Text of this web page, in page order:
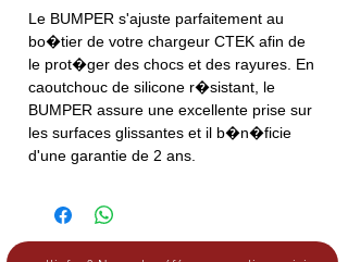
Le BUMPER s'ajuste parfaitement au
bo�tier de votre chargeur CTEK afin de
le prot�ger des chocs et des rayures. En
caoutchouc de silicone r�sistant, le
BUMPER assure une excellente prise sur
les surfaces glissantes et il b�n�ficie
d'une garantie de 2 ans.